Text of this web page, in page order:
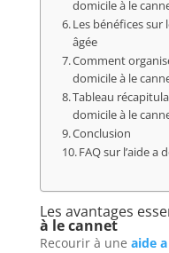
domicile à le
Les bénéfices
âgée
Comment
domicile à le
Tableau
domicile à le
Conclusion
FAQ sur l’aide a
Les avantages
à le cannet
Recourir à une aide